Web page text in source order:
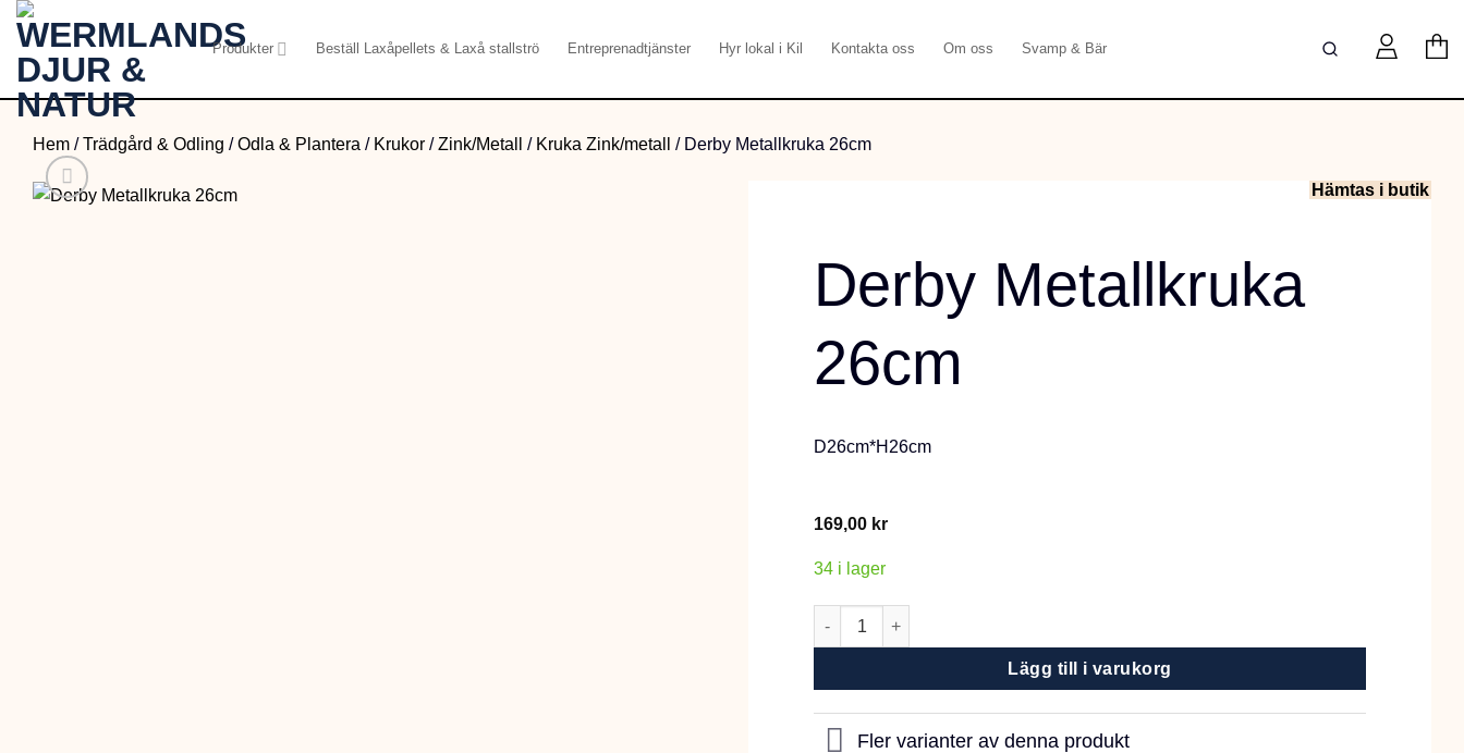
Skip
content
Produkter Beställ Laxåpellets & Laxå stallströ Entreprenadtjänster Hyr lokal i Kil Kontakta oss Om oss Svamp & Bär
Hem /Trädgård & Odling /Odla & Plantera / Krukor /Zink/Metall / Kruka Zink/metall / Derby Metallkruka 26cm
Hämtas i butik
Derby Metallkruka
26cm
D26cm*H26cm
169,00 kr
34 i lager
Derby Metallkruka 26cm mängd
Lägg till i varukorg
Fler varianter av denna produkt